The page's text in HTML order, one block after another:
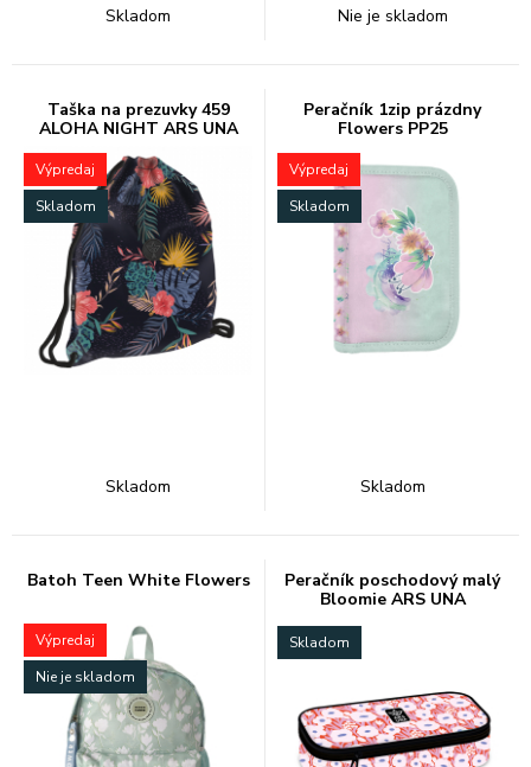
Skladom Nie je skladom
Taška na prezuvky 459
ALOHA NIGHT ARS UNA
Výpredaj
Skladom
Skladom
Peračník 1zip prázdny
Flowers PP25
Výpredaj
Skladom
Skladom
Batoh Teen White Flowers
Výpredaj
Nie je skladom
Peračník poschodový malý
Bloomie ARS UNA
Skladom